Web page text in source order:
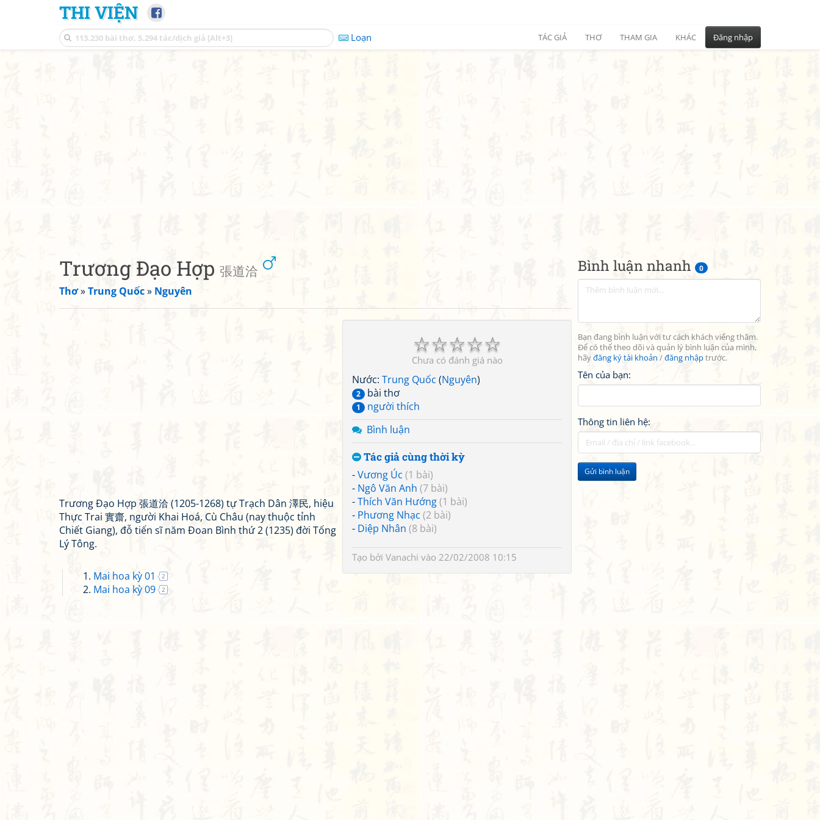
THI VIỆN
Loạn TÁC GIẢ THƠ THAM GIA KHÁC Đăng nhập
Bình luận nhanh 0
Bạn đang bình luận với tư cách khách viếng thăm.
Để có thể theo dõi và quản lý bình luận của mình,
hãyđăng ký tài khoản /đăng nhậptrước.
Tên của bạn:
Thông tin liên hệ:
Gửi bình luận
Trương Đạo Hợp 張道洽
Thơ»Trung Quốc» Nguyên
☆
☆
☆
☆
☆
Chưa có đánh giá nào
Nước: Trung Quốc (Nguyên)
2 bài thơ
1
người thích
Bình luận
Tác giả cùng thời kỳ
-Vương Úc (1 bài)
- Ngô Văn Anh (7 bài)
-Thích Văn Hướng(1 bài)
- Phương Nhạc (2 bài)
- Diệp Nhân (8 bài)
Tạo bởi Vanachi vào 22/02/2008 10:15
Trương Đạo Hợp 張道洽 (1205-1268) tự Trạch Dân 澤民, hiệu
Thực Trai 實齋, người Khai Hoá, Cù Châu (nay thuộc tỉnh
Chiết Giang), đỗ tiến sĩ năm Đoan Bình thứ 2 (1235) đời Tống
Lý Tông.
Mai hoa kỳ 01 2
Mai hoa kỳ 09 2